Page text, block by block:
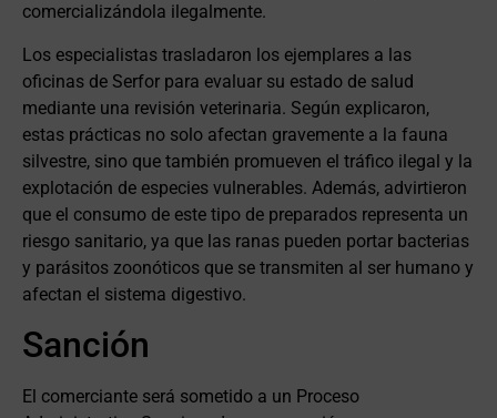
comercializándola ilegalmente.
Los especialistas trasladaron los ejemplares a las
oficinas de Serfor para evaluar su estado de salud
mediante una revisión veterinaria. Según explicaron,
estas prácticas no solo afectan gravemente a la fauna
silvestre, sino que también promueven el tráfico ilegal y la
explotación de especies vulnerables. Además, advirtieron
que el consumo de este tipo de preparados representa un
riesgo sanitario, ya que las ranas pueden portar bacterias
y parásitos zoonóticos que se transmiten al ser humano y
afectan el sistema digestivo.
Sanción
El comerciante será sometido a un Proceso